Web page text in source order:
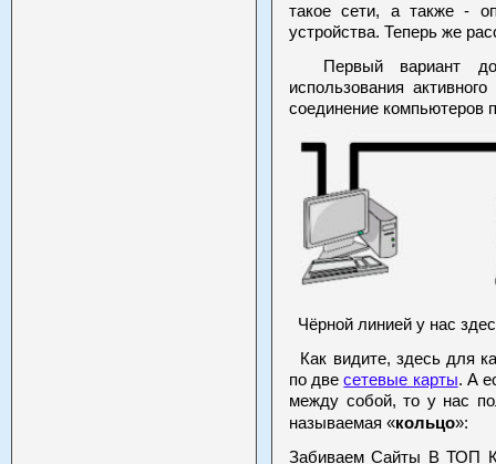
такое сети, а также -
устройства. Теперь же
Первый вариант
использования
соединение компьютеров
Чёрной линией у нас
Как видите, здесь для
по двесетевые карты. А
между собой, то у нас
называемая «кольцо»:
Забиваем Сайты В ТОП